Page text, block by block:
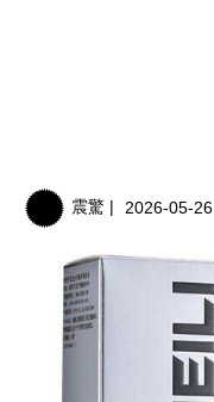
震驚 | 2026-05-26